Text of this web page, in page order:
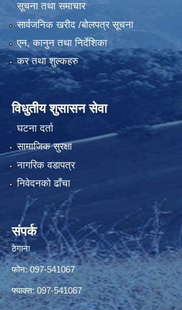
सूचना तथा समाचार
सार्वजनिक खरीद /बोलपत्र सूचना
एन, कानुन तथा निर्देशिका
कर तथा शुल्कहरु
विधुतीय शुसासन सेवा
घटना दर्ता
सामाजिक सुरक्षा
नागरिक वडापत्र
निवेदनको ढाँचा
संपर्क
ठेगाना
फोन: 097-541067
फ्याक्स: 097-541067